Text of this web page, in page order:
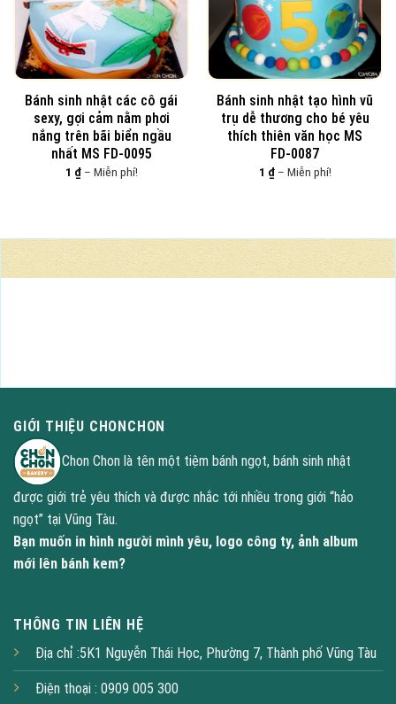
Bánh sinh nhật các cô gái
sexy, gợi cảm nằm phơi
nắng trên bãi biển ngầu
nhất MS FD-0095
1 ₫ – Miễn phí!Khoảng
phí!
Bánh sinh nhật tạo hình vũ
trụ dễ thương cho bé yêu
thích thiên văn học MS
FD-0087
1 ₫ – Miễn phí!Khoảng
phí!
BÁNH TƯƠI NGON MỖI NGÀY
GIỚI THIỆU CHONCHON
Chon Chon là tên một tiệm bánh ngọt, bánh sinh nhật
được giới trẻ yêu thích và được nhắc tới nhiều trong giới “hảo
ngọt” tại Vũng Tàu.
Bạn muốn in hình người mình yêu, logo công ty, ảnh album
mới lên bánh kem?
THÔNG TIN LIÊN HỆ
Địa chỉ :5K1 Nguyễn Thái Học, Phường 7, Thành phố Vũng Tàu
Điện thoại : 0909 005 300